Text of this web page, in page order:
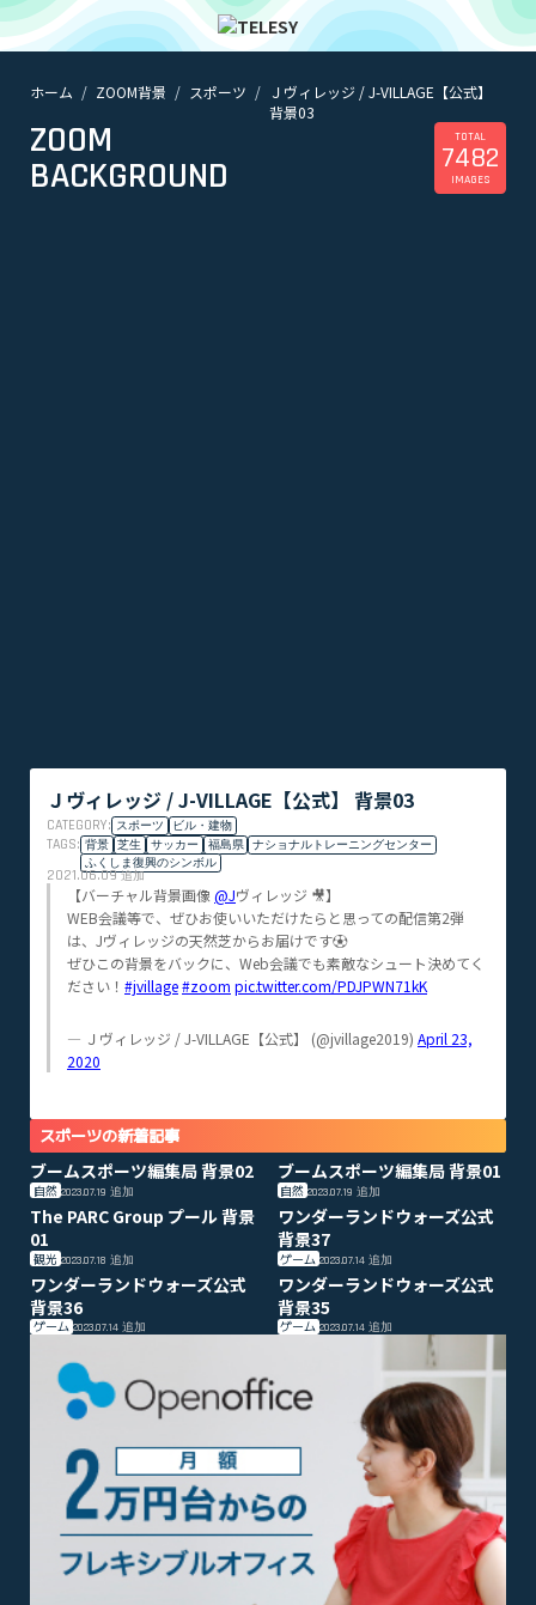
ホーム
ニュース
TELESYについて
ホーム ZOOM背景 スポーツ
Ｊヴィレッジ / J-VILLAGE【公式】︎︎︎︎
背景03
ZOOM
BACKGROUND
TOTAL
7482
IMAGES
Ｊヴィレッジ / J-VILLAGE【公式】︎︎︎︎ 背景03
CATEGORY: スポーツ ビル・建物
TAGS: 背景 芝生 サッカー 福島県
ナショナルトレーニングセンター
ふくしま復興のシンボル
2021.06.09追加
【バーチャル背景画像 @Jヴィレッジ 🎥】
WEB会議等で、ぜひお使いいただけたらと思っての配信第2弾
は、Jヴィレッジの天然芝からお届けです⚽️
ぜひこの背景をバックに、Web会議でも素敵なシュート決めてく
ださい！ #jvillage#zoom pic.twitter.com/PDJPWN71kK
— Ｊヴィレッジ / J-VILLAGE【公式】︎︎︎︎ (@jvillage2019) April 23,
2020
スポーツの新着記事
ブームスポーツ編集局 背景02
自然 2023.07.19 追加
ブームスポーツ編集局 背景01
自然 2023.07.19追加
The PARC Group プール 背景
01
観光 2023.07.18 追加
ワンダーランドウォーズ公式
背景37
ゲーム 2023.07.14追加
ワンダーランドウォーズ公式
背景36
ゲーム 2023.07.14 追加
ワンダーランドウォーズ公式
背景35
ゲーム 2023.07.14追加